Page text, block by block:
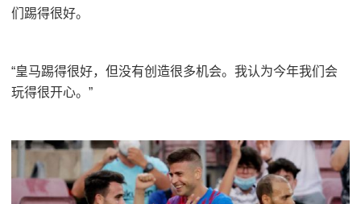
们踢得很好。
“皇马踢得很好，但没有创造很多机会。我认为今年我们会
玩得很开心。”